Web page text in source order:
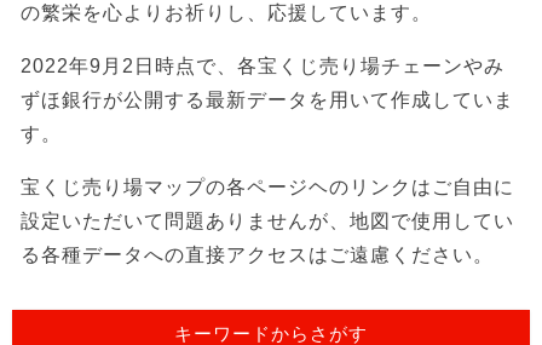
の繁栄を心よりお祈りし、応援しています。
2022年9月2日時点で、各宝くじ売り場チェーンやみ
ずほ銀行が公開する最新データを用いて作成していま
す。
宝くじ売り場マップの各ページヘのリンクはご自由に
設定いただいて問題ありませんが、地図で使用してい
る各種データへの直接アクセスはご遠慮ください。
キーワードからさがす